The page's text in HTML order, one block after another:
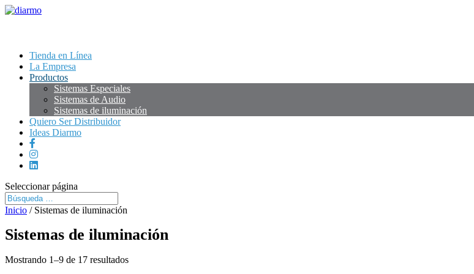
Tienda en Línea
La Empresa
Productos
Sistemas Especiales
Sistemas de Audio
Sistemas de iluminación
Quiero Ser Distribuidor
Ideas Diarmo
Seleccionar página
Inicio / Sistemas de iluminación
Sistemas de iluminación
Mostrando 1–9 de 17 resultados